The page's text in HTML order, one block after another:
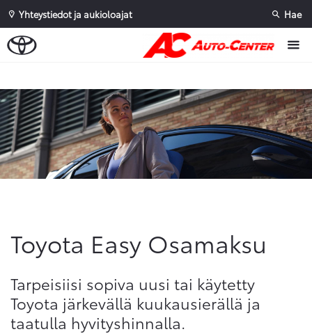
Yhteystiedot ja aukioloajat Hae
Toyota Easy Osamaksu
Tarpeisiisi sopiva uusi tai käytetty
Toyota järkevällä kuukausierällä ja
taatulla hyvityshinnalla.